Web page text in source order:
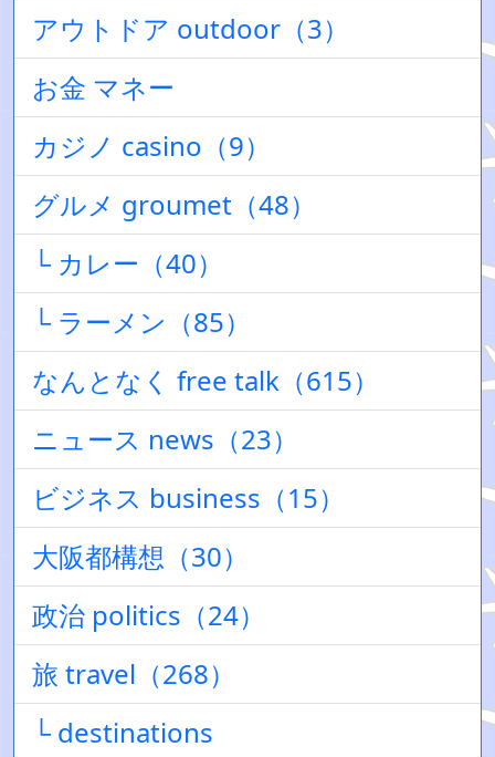
アウトドア outdoor（3）
お金 マネー
カジノ casino（9）
グルメ groumet（48）
└ カレー（40）
└ ラーメン（85）
なんとなく free talk（615）
ニュース news（23）
ビジネス business（15）
大阪都構想（30）
政治 politics（24）
旅 travel（268）
└ destinations